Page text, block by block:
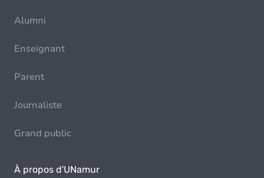
Alumni
Enseignant
Parent
Journaliste
Grand public
À propos d'UNamur